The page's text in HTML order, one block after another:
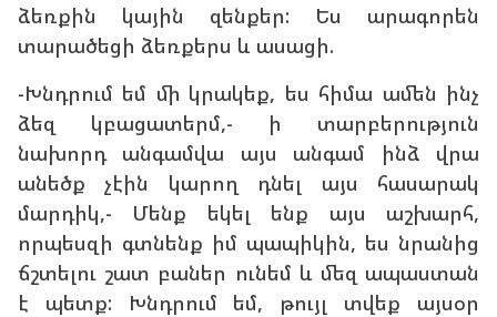
ձեռքին կային զենքեր: Ես արագորեն
տարածեցի ձեռքերս և ասացի.
-Խնդրում եմ մի կրակեք, ես հիմա ամեն ինչ
ձեզ կբացատերմ,- ի տարբերություն
նախորդ անգամվա այս անգամ ինձ վրա
անեծք չէին կարող դնել այս հասարակ
մարդիկ,- Մենք եկել ենք այս աշխարհ,
որպեսզի գտնենք իմ պապիկին, ես նրանից
ճշտելու շատ բաներ ունեմ և մեզ ապաստան
է պետք: Խնդրում եմ, թույլ տվեք այսօր